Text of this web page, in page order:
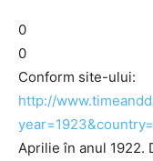
0
0
Conform site-ului:
http://
Aprilie în anul 1922.